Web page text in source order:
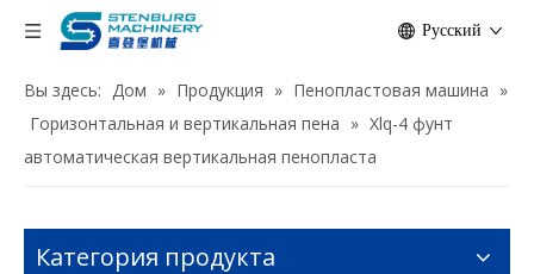
Pусский
Вы здесь: Дом » Продукция » Пенопластовая машина »
Горизонтальная и вертикальная пена » Xlq-4 фунт
автоматическая вертикальная пенопласта
Категория продукта